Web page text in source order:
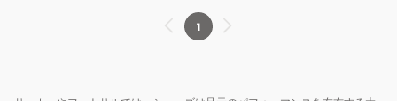
ク1